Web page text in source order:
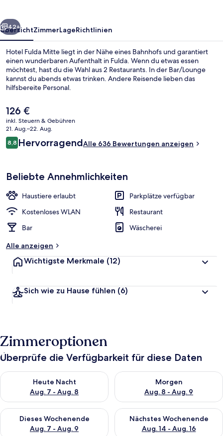
Weiter
42+
ÜbersichtZimmerLageRichtlinien
Hotel Fulda Mitte liegt in der Nähe eines Bahnhofs und garantiert
einen wunderbaren Aufenthalt in Fulda. Wenn du etwas essen
möchtest, hast du die Wahl aus 2 Restaurants. In der Bar/Lounge
kannst du abends etwas trinken. Andere Reisende lieben das
hilfsbereite Personal.
Der
aktuelle
Preis
beträgt
126 €.
126 €
inkl. Steuern & Gebühren
21. Aug.–22. Aug.
Bewertungen
8,88,8 von 10.
HervorragendAlle 636 Bewertungen anzeigen
Beliebte Annehmlichkeiten
Haustiere erlaubt
Parkplätze verfügbar
Kostenloses WLAN
Restaurant
Bar
Wäscherei
Alle anzeigen
Wichtigste Merkmale (12)
Sich wie zu Hause fühlen (6)
Zimmeroptionen
Überprüfe die Verfügbarkeit für diese Daten
Heute Nacht
Aug. 7 - Aug. 8
Überprüfe die Verfügbarkeit für heute Nacht, Aug. 7 - Aug. 8.
Morgen
Aug. 8 - Aug. 9
Überprüfe die Verfügbarkeit
Dieses Wochenende
Aug. 7 - Aug. 9
Überprüfe die Verfügbarkeit für dieses Wochenende, Aug. 7
Nächstes Wochenende
Aug. 14 - Aug. 16
Überprüfe die Verfügbarkeit